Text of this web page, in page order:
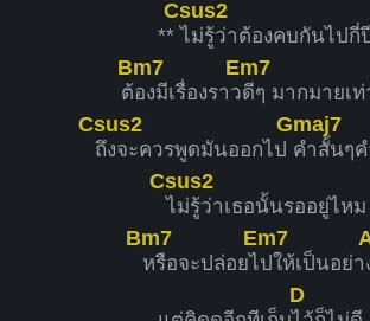
**
Csus2
ไม่รู้ว่าต้องคบกันไปกี่ปี
ต้
Bm7
องมีเรื่องราว
Em7
ดีๆ มากมายเท่
Csus2
ถึงจะควรพูดมันออกไป
Gmaj7
คำสั้นๆ
Csus2
ไม่รู้ว่าเธอนั้นรออยู่ไหม
Bm7
หรือจะปล่อยไ
Em7
ปให้เป็นอย่า
D